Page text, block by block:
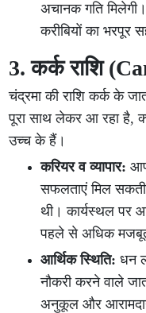
अचानक गति
करीबियों का भरपूर
3. कर्क राशि
चंद्रमा की राशि कर्क के
पूरा साथ लेकर आ रहा है,
उच्च के हैं।
करियर व व्यापार:
सफलताएं मिल
थी। कार्यस्थल पर
पहले से अधिक मजबूत
आर्थिक स्थिति: धन
नौकरी करने वाले
अनुकूल और